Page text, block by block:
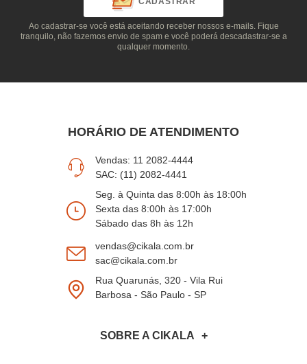
Ao cadastrar-se você está aceitando receber nossos e-mails. Fique
tranquilo, não fazemos envio de spam e você poderá descadastrar-se a
qualquer momento.
HORÁRIO DE ATENDIMENTO
Vendas: 11 2082-4444
SAC: (11) 2082-4441
Seg. à Quinta das 8:00h às 18:00h
Sexta das 8:00h às 17:00h
Sábado das 8h às 12h
vendas@cikala.com.br
sac@cikala.com.br
Rua Quarunás, 320 - Vila Rui
Barbosa - São Paulo - SP
SOBRE A CIKALA